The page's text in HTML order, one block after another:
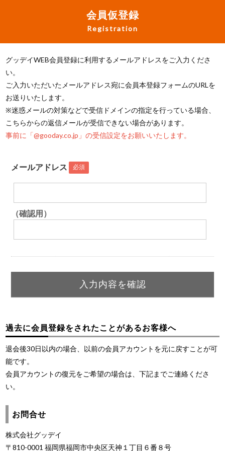
会員仮登録
Registration
グッデイWEB会員登録に利用するメールアドレスをご入力くださ
い。
ご入力いただいたメールアドレス宛に会員本登録フォームのURLを
お送りいたします。
※迷惑メールの対策などで受信ドメインの指定を行っている場合、
こちらからの返信メールが受信できない場合があります。
事前に「@gooday.co.jp」の受信設定をお願いいたします。
メールアドレス 必須
（確認用）
過去に会員登録をされたことがあるお客様へ
退会後30日以内の場合、以前の会員アカウントを元に戻すことが可
能です。
会員アカウントの復元をご希望の場合は、下記までご連絡くださ
い。
お問合せ
株式会社グッデイ
〒810-0001 福岡県福岡市中央区天神１丁目６番８号